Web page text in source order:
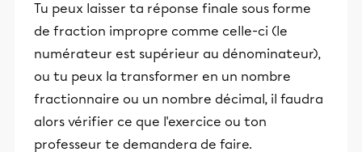
Tu peux laisser ta réponse finale sous forme
de fraction impropre comme celle-ci (le
numérateur est supérieur au dénominateur),
ou tu peux la transformer en un nombre
fractionnaire ou un nombre décimal, il faudra
alors vérifier ce que l'exercice ou ton
professeur te demandera de faire.